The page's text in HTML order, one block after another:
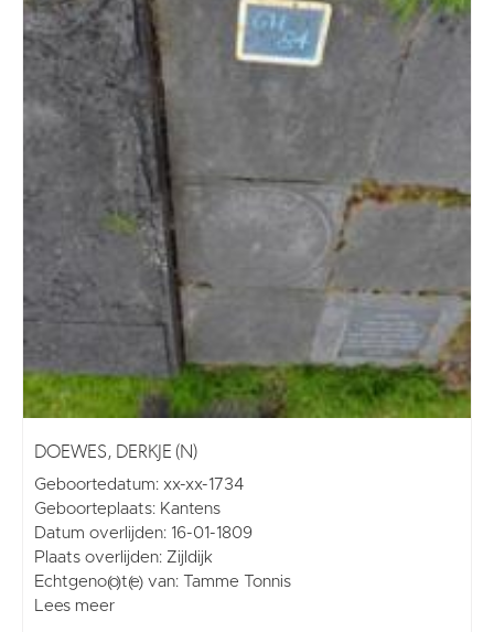
DOEWES, DERKJE (N)
Geboortedatum: xx-xx-1734
Geboorteplaats: Kantens
Datum overlijden: 16-01-1809
Plaats overlijden: Zijldijk
Echtgeno(o)t(e) van: Tamme Tonnis
Lees meer